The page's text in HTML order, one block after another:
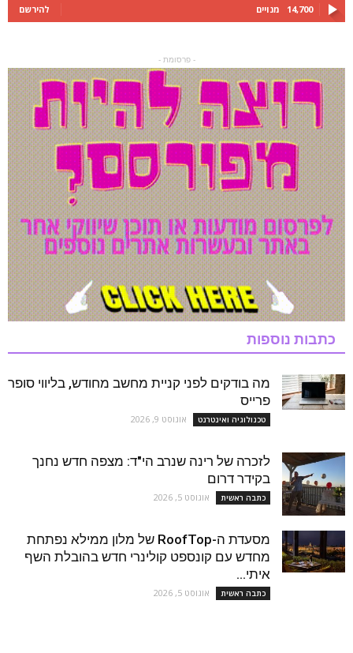
14,700 מנויים להירשם
- פרסומת -
כתבות נוספות
מה בודקים לפני קניית מחשב מחודש, בליווי סופר
פרייס
טכנולוגיה ואינטרנט אוגוסט 9, 2026
לזכרה של רינה שנרב הי"ד: מצפה חדש נחנך
בקידר דרום
כתבה ראשית אוגוסט 5, 2026
מסעדת ה-RoofTop של מלון ממילא נפתחת
מחדש עם קונספט קולינרי חדש בהובלת השף
איתי...
כתבה ראשית אוגוסט 5, 2026